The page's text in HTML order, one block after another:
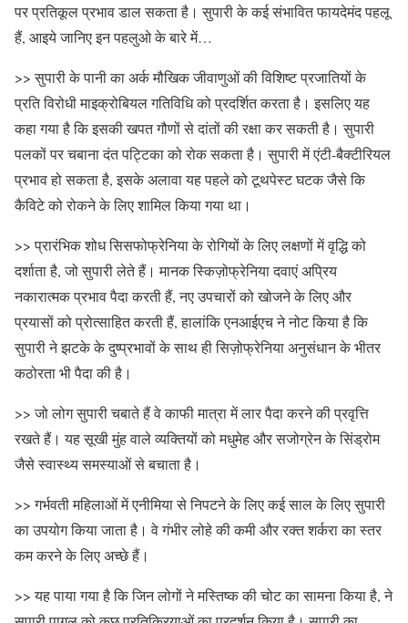
पर प्रतिकूल प्रभाव डाल सकता है। सुपारी के कई संभावित फायदेमंद पहलू
हैं, आइये जानिए इन पहलुओ के बारे में…
>> सुपारी के पानी का अर्क मौखिक जीवाणुओं की विशिष्ट प्रजातियों के
प्रति विरोधी माइक्रोबियल गतिविधि को प्रदर्शित करता है। इसलिए यह
कहा गया है कि इसकी खपत गौणों से दांतों की रक्षा कर सकती है। सुपारी
पलकों पर चबाना दंत पट्टिका को रोक सकता है। सुपारी में एंटी-बैक्टीरियल
प्रभाव हो सकता है, इसके अलावा यह पहले को टूथपेस्ट घटक जैसे कि
कैविटे को रोकने के लिए शामिल किया गया था।
>> प्रारंभिक शोध सिसफोफ्रेनिया के रोगियों के लिए लक्षणों में वृद्धि को
दर्शाता है, जो सुपारी लेते हैं। मानक स्किज़ोफ्रेनिया दवाएं अप्रिय
नकारात्मक प्रभाव पैदा करती हैं, नए उपचारों को खोजने के लिए और
प्रयासों को प्रोत्साहित करती हैं, हालांकि एनआईएच ने नोट किया है कि
सुपारी ने झटके के दुष्प्रभावों के साथ ही सिज़ोफ्रेनिया अनुसंधान के भीतर
कठोरता भी पैदा की है।
>> जो लोग सुपारी चबाते हैं वे काफी मात्रा में लार पैदा करने की प्रवृत्ति
रखते हैं। यह सूखी मुंह वाले व्यक्तियों को मधुमेह और सजोग्रेन के सिंड्रोम
जैसे स्वास्थ्य समस्याओं से बचाता है।
>> गर्भवती महिलाओं में एनीमिया से निपटने के लिए कई साल के लिए सुपारी
का उपयोग किया जाता है। वे गंभीर लोहे की कमी और रक्त शर्करा का स्तर
कम करने के लिए अच्छे हैं।
>> यह पाया गया है कि जिन लोगों ने मस्तिष्क की चोट का सामना किया है, ने